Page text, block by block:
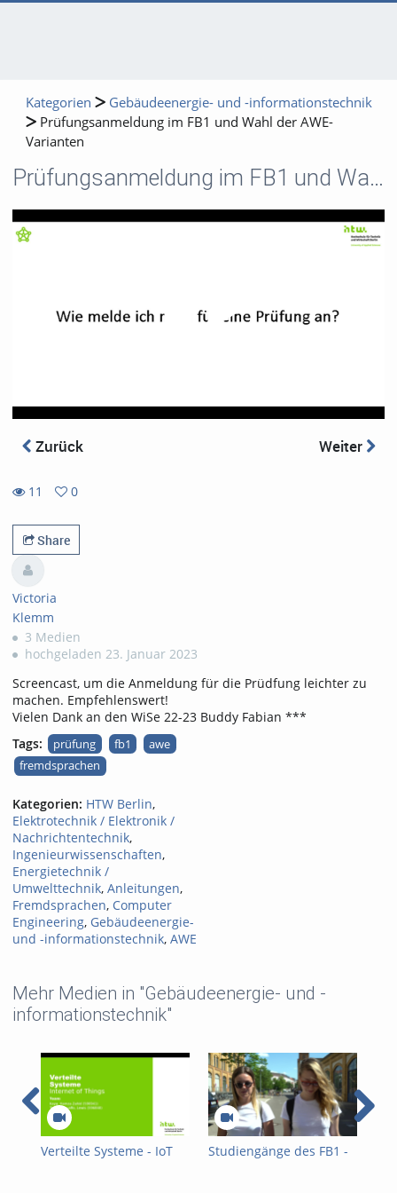
Kategorien
Gebäudeenergie- und -informationstechnik
Prüfungsanmeldung im FB1 und Wahl der AWE-
Varianten
Prüfungsanmeldung im FB1 und Wahl der AWE-Varianten
Zurück Weiter
11
views
0
favorites
Share
Victoria
Klemm
3 Medien
hochgeladen 23. Januar 2023
Screencast, um die Anmeldung für die Prüdfung leichter zu
machen. Empfehlenswert!
Vielen Dank an den WiSe 22-23 Buddy Fabian ***
Tags:
prüfung fb1
awe
fremdsprachen
Kategorien: HTW Berlin,
Elektrotechnik / Elektronik /
Nachrichtentechnik,
Ingenieurwissenschaften,
Energietechnik /
Umwelttechnik, Anleitungen,
Fremdsprachen, Computer
Engineering, Gebäudeenergie-
und -informationstechnik, AWE
Mehr Medien in "Gebäudeenergie- und -
informationstechnik"
Verteilte Systeme - IoT
Studiengänge des FB1 -